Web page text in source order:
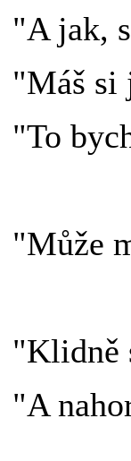
"A jak,
"Máš si
"To
"Může
"Klidně
"A